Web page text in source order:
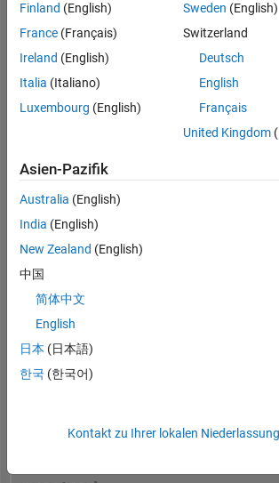
Please
login
endorse
this
a
skill
Finland (English)
France (Français)
Ireland (English)
Italia (Italiano)
Luxembourg (English)
Sweden (English)
Switzerland
Deutsch
English
Français
United Kingdom
Asien-Pazifik
Australia (English)
India (English)
New Zealand (English)
中国
简体中文
English
日本 (日本語)
한국 (한국어)
Kontakt zu Ihrer lokalen Niederlassung